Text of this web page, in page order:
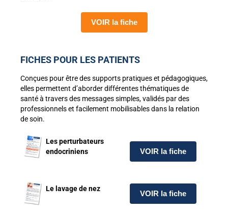
VOIR la fiche
FICHES POUR LES PATIENTS
Conçues pour être des supports pratiques et pédagogiques,
elles permettent d’aborder différentes thématiques de
santé à travers des messages simples, validés par des
professionnels et facilement mobilisables dans la relation
de soin.
Les perturbateurs
endocriniens
VOIR la fiche
Le lavage de nez
VOIR la fiche